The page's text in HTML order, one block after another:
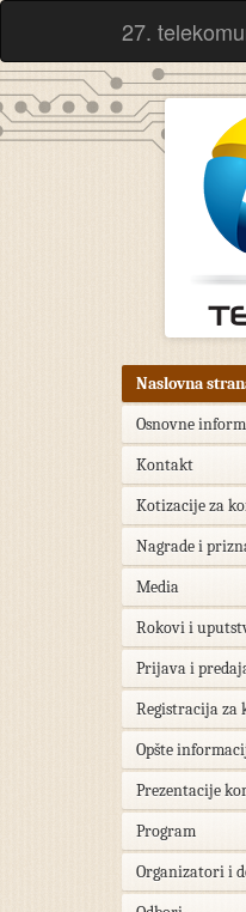
27.
Naslovna
Osnovne
Kontakt
Kotizacije za
Nagrade i
Media
Rokovi i
Prijava i
Registracija za
Opšte
Prezentacije
Program
Organizatori i